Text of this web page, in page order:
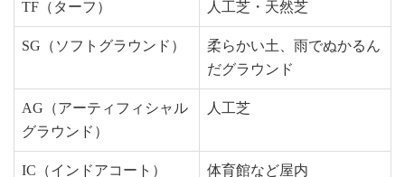
TF（ターフ） 人工芝・天然芝
SG（ソフトグラウンド）
柔らかい土、雨でぬかるん
だグラウンド
AG（アーティフィシャル
グラウンド）
人工芝
IC（インドアコート） 体育館など屋内